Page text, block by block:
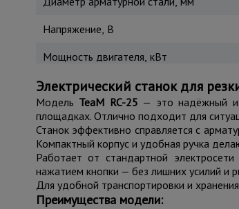
Напряжение, В
Мощность двигателя, кВт
Электрический станок для
Модель TeaM RC-25 — это надёжный и
площадках. Отлично подходит для
Станок эффективно справляется с
Компактный корпус и удобная ручка
Работает от стандартной
нажатием кнопки — без лишних усилий и
Для удобной транспортировки и
Преимущества модели: